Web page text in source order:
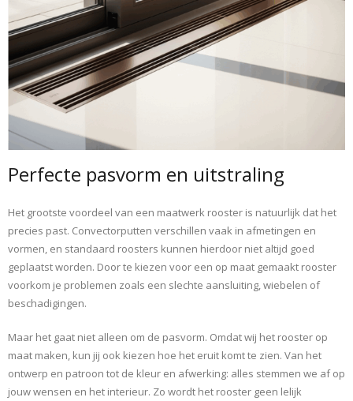
Perfecte pasvorm en uitstraling
Het grootste voordeel van een maatwerk rooster is natuurlijk dat het
precies past. Convectorputten verschillen vaak in afmetingen en
vormen, en standaard roosters kunnen hierdoor niet altijd goed
geplaatst worden. Door te kiezen voor een op maat gemaakt rooster
voorkom je problemen zoals een slechte aansluiting, wiebelen of
beschadigingen.
Maar het gaat niet alleen om de pasvorm. Omdat wij het rooster op
maat maken, kun jij ook kiezen hoe het eruit komt te zien. Van het
ontwerp en patroon tot de kleur en afwerking: alles stemmen we af op
jouw wensen en het interieur. Zo wordt het rooster geen lelijk